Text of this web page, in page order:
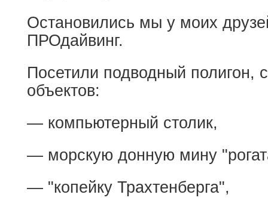
Остановились мы у моих
ПРОдайвинг.
Посетили подводный полигон,
объектов:
— компьютерный столик,
— морскую донную мину
— "копейку Трахтенберга",